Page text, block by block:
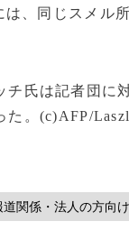
、同じスメル
氏は記者団に
た。(c)AFP/
道関係・法人の方向